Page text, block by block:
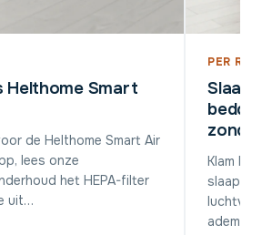
Helthome Smart
de Helthome Smart Air
lees onze
het HEPA-filter
uit…
PER
Klam